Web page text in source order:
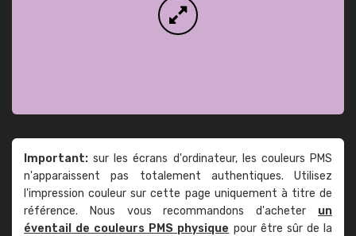
Important: sur les écrans d'ordinateur, les couleurs PMS
n'apparaissent pas totalement authentiques. Utilisez
l'impression couleur sur cette page uniquement à titre de
référence. Nous vous recommandons d'acheter un
éventail de couleurs PMS physique pour être sûr de la